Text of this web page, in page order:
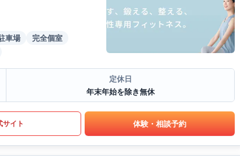
車場
完全個室
定休日
年末年始を除き無休
サイト 体験・相談予約